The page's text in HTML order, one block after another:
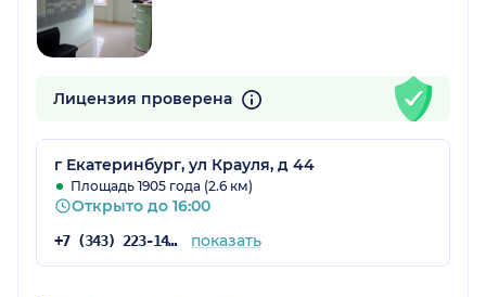
Лицензия проверена
г Екатеринбург, ул Крауля, д 44
Площадь 1905 года (2.6 км)
Открыто до 16:00
+7 (343) 223-14-08 показать